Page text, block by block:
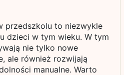
przedszkolu to niezwykle
dzieci w tym wieku. W tym
nie tylko nowe
ale również rozwijają
manualne. Warto